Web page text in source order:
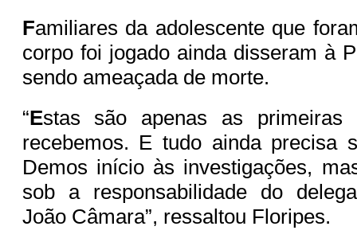
Familiares da adolescente que
corpo foi jogado ainda disseram à
sendo ameaçada de morte.
“Estas são apenas as primeiras
recebemos. E tudo ainda precisa
Demos início às investigações,
sob a responsabilidade do
João Câmara”, ressaltou Floripes.